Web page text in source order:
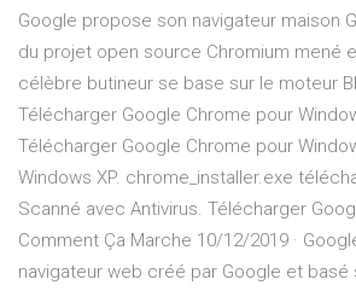
Google propose son navigateur maison
du projet open source Chromium mené
célèbre butineur se base sur le moteur
Télécharger Google Chrome pour
Télécharger Google Chrome pour
Windows XP. chrome_installer.exe
Scanné avec Antivirus. Télécharger
Comment Ça Marche 10/12/2019 ·
navigateur web créé par Google et basé